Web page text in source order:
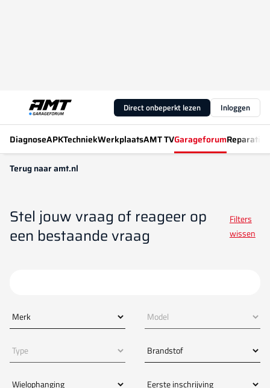
Direct onbeperkt lezen Inloggen
DiagnoseAPKTechniekWerkplaatsAMT TVGarageforum
Terug naar amt.nl
Stel jouw vraag of reageer op
een bestaande vraag
Filters
wissen
Extra filteropties